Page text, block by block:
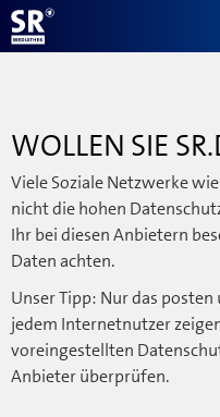
WOLLEN SIE
Viele Soziale Netzwerke
nicht die hohen
Ihr bei diesen Anbietern
Daten achten.
Unser Tipp: Nur das
jedem Internetnutzer
voreingestellten
Anbieter überprüfen.